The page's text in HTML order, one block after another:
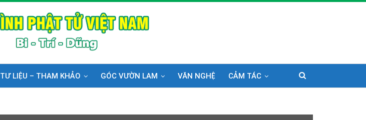
TƯ LIỆU – THAM KHẢO GÓC VƯỜN LAM VĂN NGHỆ CẢM TÁC